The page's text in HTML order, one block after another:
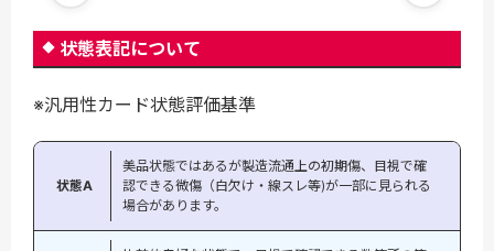
状態表記について
※汎用性カード状態評価基準
状態A
美品状態ではあるが製造流通上の初期傷、目視で確
認できる微傷（白欠け・線スレ等)が一部に見られる
場合があります。